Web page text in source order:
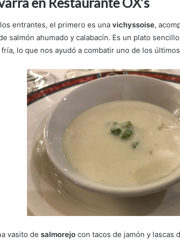
entrantes, el primero es una vichyssoise,
salmón ahumado y calabacín. Es un plato
lo que nos ayudó a combatir uno de los
vasito de salmorejo con tacos de jamón y lascas